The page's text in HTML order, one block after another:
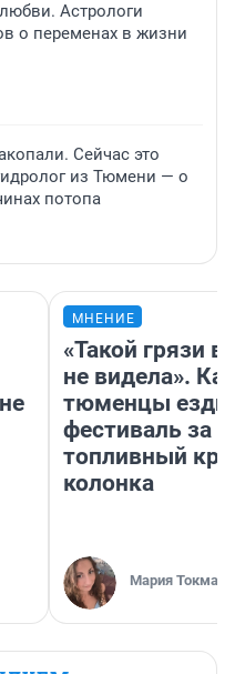
Астрологи
о переменах в жизни
Сейчас это
из Тюмени — о
потопа
МНЕНИЕ
«Такой грязи
не видела».
тюменцы
фестиваль за
топливный
колонка
Мария